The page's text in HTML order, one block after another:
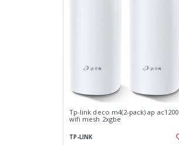
Tp-link deco m4(2-pack) ap ac1200
wifi mesh 2xgbe
TP-LINK